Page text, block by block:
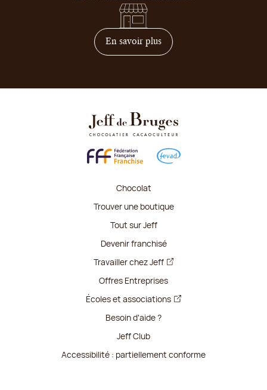
En savoir plussur comment devenir
Chocolat
Trouver une boutique
Tout sur Jeff
Devenir franchisé
Travailler chez Jeff
Offres Entreprises
Écoles et associations
Besoin d'aide ?
Jeff Club
Accessibilité : partiellement conforme